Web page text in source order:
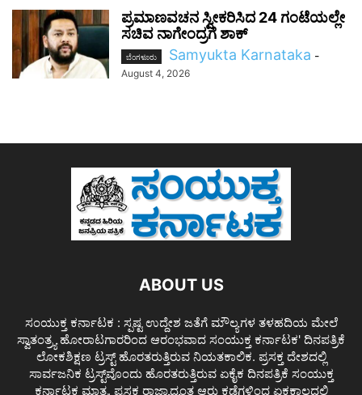
ಪ್ರಮಾಣವಚನ ಸ್ವೀಕರಿಸಿದ 24 ಗಂಟೆಯಲ್ಲೇ
ಸಚಿವ ನಾಗೇಂದ್ರಗೆ ಶಾಕ್
ಬೆಂಗಳೂರು Samyukta Karnataka -
August 4, 2026
ABOUT US
ಸಂಯುಕ್ತ ಕರ್ನಾಟಕ : ಸ್ಪಷ್ಟ ಉದ್ದೇಶ ಜತೆಗೆ ಮೌಲ್ಯಗಳ ತಳಹದಿಯ ಮೇಲೆ
ಸ್ವಾತಂತ್ರ್ಯ ಹೋರಾಟಗಾರರಿಂದ ಆರಂಭವಾದ ಸಂಯುಕ್ತ ಕರ್ನಾಟಕ' ದಿನಪತ್ರಿಕೆ
ಲೋಕಶಿಕ್ಷಣ ಟ್ರಸ್ಟ್ ಹೊರತರುತ್ತಿರುವ ನಿಯತಕಾಲಿಕ. ಪ್ರಸಕ್ತ ದೇಶದಲ್ಲಿ
ಸಾರ್ವಜನಿಕ ಟ್ರಸ್ಟ್‌ವೊಂದು ಹೊರತರುತ್ತಿರುವ ಏಕೈಕ ದಿನಪತ್ರಿಕೆ ಸಂಯುಕ್ತ
ಕರ್ನಾಟಕ ಮಾತ್ರ. ಪ್ರಸಕ್ತ ರಾಜ್ಯಾದ್ಯಂತ ಆರು ಕಡೆಗಳಿಂದ ಏಕಕಾಲದಲ್ಲಿ